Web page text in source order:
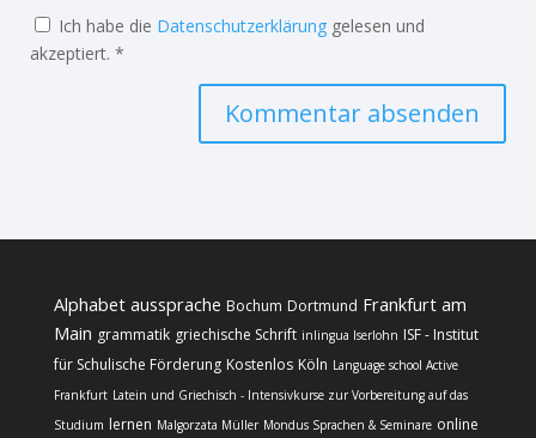
Ich habe die Datenschutzerklärung gelesen und
akzeptiert. *
Alphabet aussprache Bochum Dortmund Frankfurt am
Main grammatik griechische Schrift inlingua Iserlohn ISF - Institut
für Schulische Förderung Kostenlos Köln Language school Active
Frankfurt Latein und Griechisch - Intensivkurse zur Vorbereitung auf das
Studium lernen Malgorzata Müller Mondus Sprachen & Seminare online